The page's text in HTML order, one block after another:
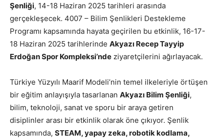
Şenliği, 14-18 Haziran 2025 tarihleri arasında
gerçekleşecek. 4007 – Bilim Şenlikleri Destekleme
Programı kapsamında hayata geçirilen bu etkinlik, 16-17-
18 Haziran 2025 tarihlerinde Akyazı Recep Tayyip
Erdoğan Spor Kompleksi’nde ziyaretçilerini ağırlayacak.
Türkiye Yüzyılı Maarif Modeli’nin temel ilkeleriyle örtüşen
bir eğitim anlayışıyla tasarlanan Akyazı Bilim Şenliği,
bilim, teknoloji, sanat ve sporu bir araya getiren
disiplinler arası bir etkinlik olarak öne çıkıyor. Şenlik
kapsamında, STEAM, yapay zeka, robotik kodlama,